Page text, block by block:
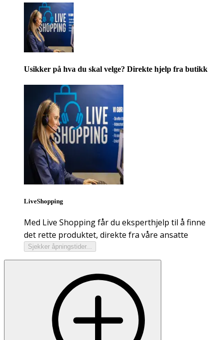
Usikker på hva du skal velge? Direkte hjelp fra butikk
LiveShopping
Med Live Shopping får du eksperthjelp til å finne
det rette produktet, direkte fra våre ansatte
Sjekker åpningstider...